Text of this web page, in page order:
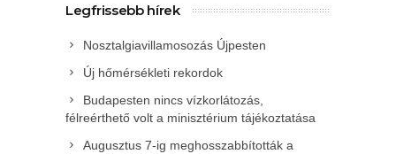
Legfrissebb hírek
Nosztalgiavillamosozás Újpesten
Új hőmérsékleti rekordok
Budapesten nincs vízkorlátozás,
félreérthető volt a minisztérium tájékoztatása
Augusztus 7-ig meghosszabbították a